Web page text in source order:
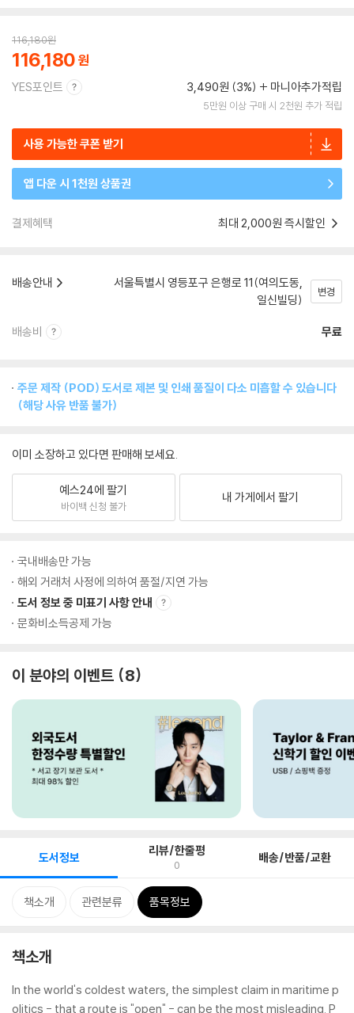
116,180원
116,180
YES포인트 3,490원 (3%) 마니아추가적립
5만원 이상 구매 시 2천원 추가 적립
사용 가능한 쿠폰 받기
앱 다운 시 1천원 상품권
결제혜택 최대 2,000원 즉시할인
배송안내
서울특별시 영등포구 은행로 11(여의도동,
일신빌딩)
변경
배송비 무료
주문 제작 (POD) 도서로 제본 및 인쇄 품질이 다소 미흡할 수 있습니다
(해당 사유 반품 불가)
이미 소장하고 있다면 판매해 보세요.
예스24에 팔기
바이백 신청 불가
내 가게에서 팔기
국내배송만 가능
해외 거래처 사정에 의하여 품절/지연 가능
도서 정보 중 미표기 사항 안내
문화비소득공제 가능
이 분야의 이벤트 8
도서정보 리뷰/한줄평
0 배송/반품/교환
책소개 관련분류 품목정보
책소개
In the world's coldest waters, the simplest claim in maritime p
olitics - that a route is "open" - can be the most misleading. P